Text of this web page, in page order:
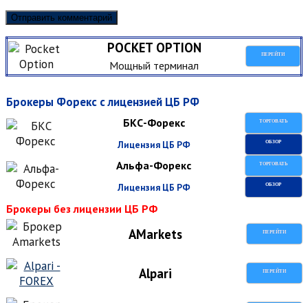
POCKET OPTION ПЕРЕЙТИ
Мощный терминал
Брокеры Форекс с лицензией ЦБ РФ
БКС-Форекс ТОРГОВАТЬ
Лицензия ЦБ РФ ОБЗОР
Альфа-Форекс ТОРГОВАТЬ
Лицензия ЦБ РФ ОБЗОР
Брокеры без лицензии ЦБ РФ
AMarkets ПЕРЕЙТИ
Alpari ПЕРЕЙТИ